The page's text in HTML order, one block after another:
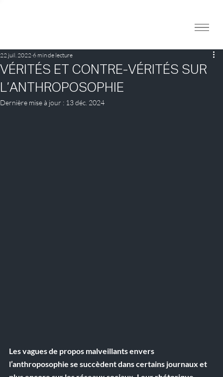
VÉRITÉS ET CONTRE-VÉRITÉS SUR
L’ANTHROPOSOPHIE
22 juil. 2022 6 min de lecture
Dernière mise à jour : 13 déc. 2024
Les vagues de propos malveillants envers
l’anthroposophie se succèdent dans certains journaux et